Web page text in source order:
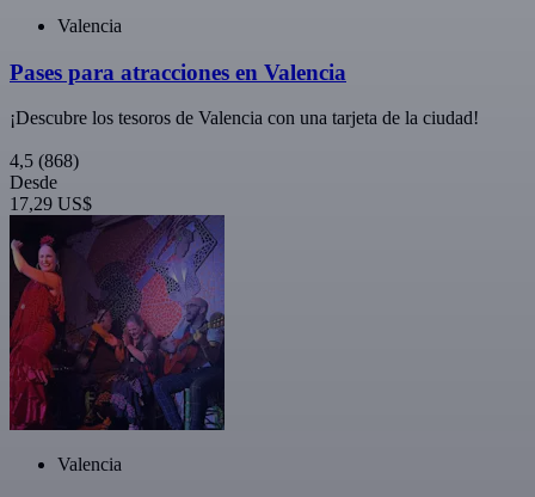
Valencia
Pases para atracciones en Valencia
¡Descubre los tesoros de Valencia con una tarjeta de la ciudad!
4,5 (868)
Desde
17,29 US$
Valencia